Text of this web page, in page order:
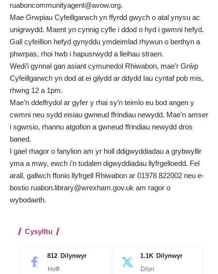
ruaboncommunityagent@avow.org.
Mae Grwpiau Cyfeillgarwch yn ffyrdd gwych o atal ynysu ac
unigrwydd. Maent yn cynnig cyfle i ddod o hyd i gwmni hefyd.
Gall cyfeillion hefyd gynyddu ymdeimlad rhywun o berthyn a
phwrpas, rhoi hwb i hapusrwydd a lleihau straen.
Wedi’i gynnal gan asiant cymunedol Rhiwabon, mae’r Grŵp
Cyfeillgarwch yn dod at ei gilydd ar ddydd Iau cyntaf pob mis,
rhwng 12 a 1pm.
Mae’n ddelfrydol ar gyfer y rhai sy’n teimlo eu bod angen y
cwmni neu sydd eisiau gwneud ffrindiau newydd. Mae’n amser
i sgwrsio, rhannu atgofion a gwneud ffrindiau newydd dros
baned.
I gael rhagor o fanylion am yr holl ddigwyddiadau a grybwyllir
yma a mwy, ewch i’n tudalen digwyddiadau llyfrgelloedd. Fel
arall, gallwch ffonio llyfrgell Rhiwabon ar 01978 822002 neu e-
bostio ruabon.library@wrexham.gov.uk am ragor o
wybodaeth.
Cysylltu
812 Dilynwyr
Hoffi
1.1K Dilynwyr
Dilyn